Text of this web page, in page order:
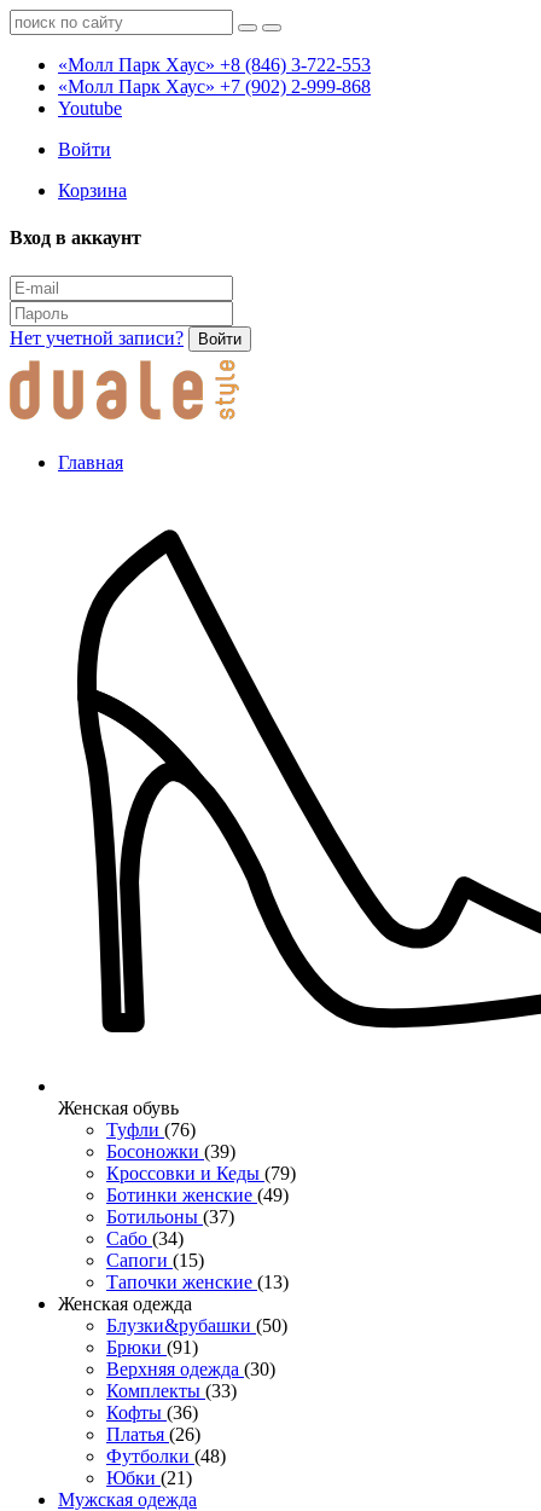
«Молл Парк Хаус» +8 (846) 3-722-553
«Молл Парк Хаус» +7 (902) 2-999-868
Youtube
Войти
Корзина
Вход в аккаунт
Нет учетной записи? Войти
Главная
Женcкая обувь
Туфли (76)
Босоножки (39)
Кроссовки и Кеды (79)
Ботинки женские (49)
Ботильоны (37)
Сабо (34)
Сапоги (15)
Тапочки женские (13)
Женская одежда
Блузки&рубашки (50)
Брюки (91)
Верхняя одежда (30)
Комплекты (33)
Кофты (36)
Платья (26)
Футболки (48)
Юбки (21)
Мужская одежда